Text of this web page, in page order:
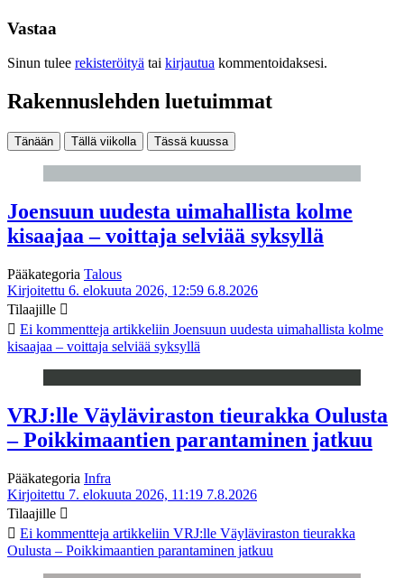
Vastaa
Sinun tulee rekisteröityä tai kirjautua kommentoidaksesi.
Rakennuslehden luetuimmat
Tänään Tällä viikolla Tässä kuussa
Joensuun uudesta uimahallista kolme
kisaajaa – voittaja selviää syksyllä
Pääkategoria Talous
Kirjoitettu 6. elokuuta 2026, 12:59 6.8.2026
Tilaajille
Ei kommentteja artikkeliin Joensuun uudesta uimahallista kolme
kisaajaa – voittaja selviää syksyllä
VRJ:lle Väyläviraston tieurakka Oulusta
– Poikkimaantien parantaminen jatkuu
Pääkategoria Infra
Kirjoitettu 7. elokuuta 2026, 11:19 7.8.2026
Tilaajille
Ei kommentteja artikkeliin VRJ:lle Väyläviraston tieurakka
Oulusta – Poikkimaantien parantaminen jatkuu